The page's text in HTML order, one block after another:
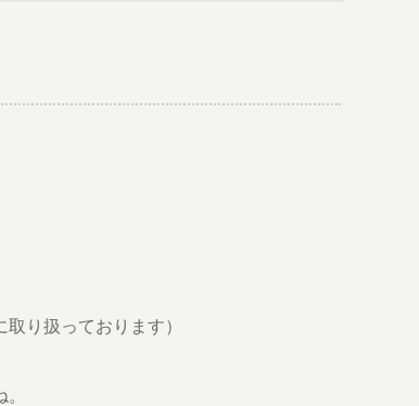
り扱っております）